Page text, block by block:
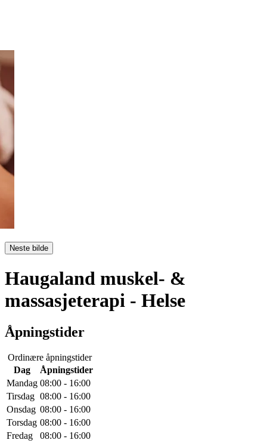
Neste bilde
Haugaland muskel- &
massasjeterapi - Helse
Åpningstider
Ordinære åpningstider
Dag
Åpningstider
Mandag 08:00 - 16:00
Tirsdag 08:00 - 16:00
Onsdag 08:00 - 16:00
Torsdag 08:00 - 16:00
Fredag
08:00 - 16:00